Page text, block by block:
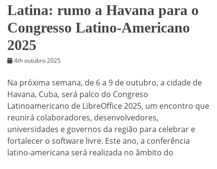
Latina: rumo a Havana para o
Congresso Latino-Americano
2025
4th outubro 2025
Na próxima semana, de 6 a 9 de outubro, a cidade de
Havana, Cuba, será palco do Congreso
Latinoamericano de LibreOffice 2025, um encontro que
reunirá colaboradores, desenvolvedores,
universidades e governos da região para celebrar e
fortalecer o software livre. Este ano, a conferência
latino-americana será realizada no âmbito do